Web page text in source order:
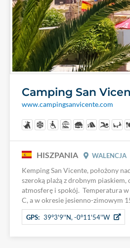
Camping San
www.campingsanvicente.com
HISZPANIA WALENCJA
Kemping San Vicente, położony
szeroką plażą z drobnym
atmosferę i spokój. Temperatura
C, a w okresie jesienno-zimowym
GPS: 39°3'9''N, -0°11'54''W